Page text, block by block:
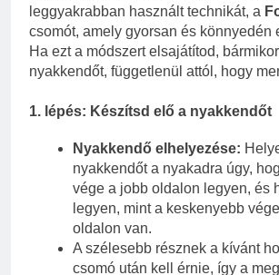
leggyakrabban használt technikát, a
csomót, amely gyorsan és könnyedén
Ha ezt a módszert elsajátítod,
nyakkendőt, függetlenül attól, hogy
1. lépés: Készítsd elő a nyakkendőt
Nyakkendő elhelyezése:
nyakkendőt a nyakadra úgy,
vége a jobb oldalon legyen, és
legyen, mint a keskenyebb
oldalon van.
A szélesebb résznek a kívánt
csomó után kell érnie, így a